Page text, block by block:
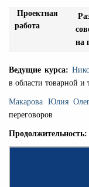
Проектная
работа
на
Ведущие курса:
в области товарной и
Макарова Юлия
переговоров
Продолжительность: